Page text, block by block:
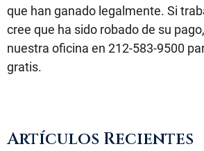
que han ganado legalmente. Si
cree que ha sido robado de su
nuestra oficina en 212-583-9500
gratis.
Artículos Recientes